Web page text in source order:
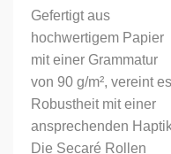
Gefertigt aus
hochwertigem Papier
mit einer Grammatur
von 90 g/m², vereint es
Robustheit mit einer
ansprechenden
Die Secaré Rollen